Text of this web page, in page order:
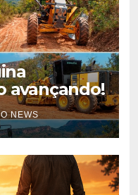
avançando!
NEWS